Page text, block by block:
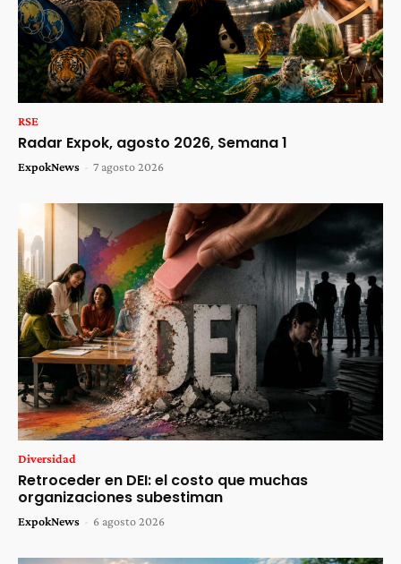
RSE
Radar Expok, agosto 2026, Semana 1
ExpokNews - 7 agosto 2026
Diversidad
Retroceder en DEI: el costo que muchas
organizaciones subestiman
ExpokNews - 6 agosto 2026